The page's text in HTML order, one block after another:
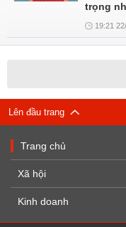
trọng
19:21
Lên đầu trang
Trang chủ
Xã hội
Kinh doanh